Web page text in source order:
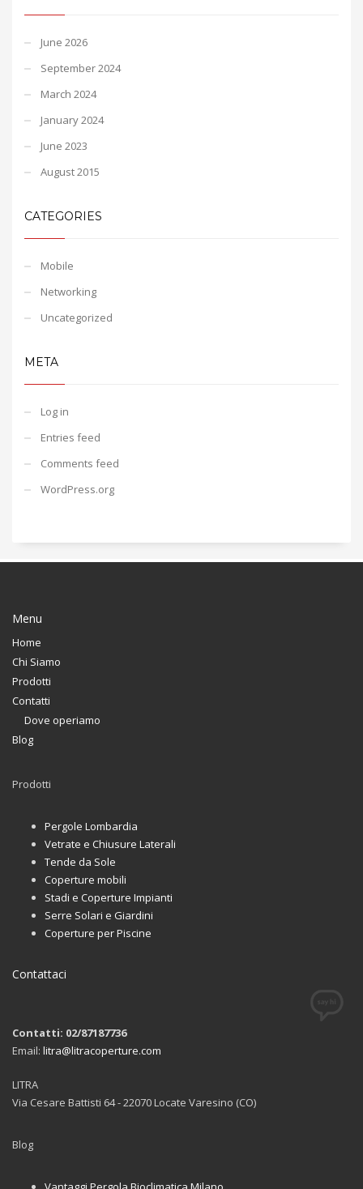
June 2026
September 2024
March 2024
January 2024
June 2023
August 2015
CATEGORIES
Mobile
Networking
Uncategorized
META
Log in
Entries feed
Comments feed
WordPress.org
Menu
Home
Chi Siamo
Prodotti
Contatti
Dove operiamo
Blog
Prodotti
Pergole Lombardia
Vetrate e Chiusure Laterali
Tende da Sole
Coperture mobili
Stadi e Coperture Impianti
Serre Solari e Giardini
Coperture per Piscine
Contattaci
Contatti: 02/87187736
Email: litra@litracoperture.com
LITRA
Via Cesare Battisti 64 - 22070 Locate Varesino (CO)
Blog